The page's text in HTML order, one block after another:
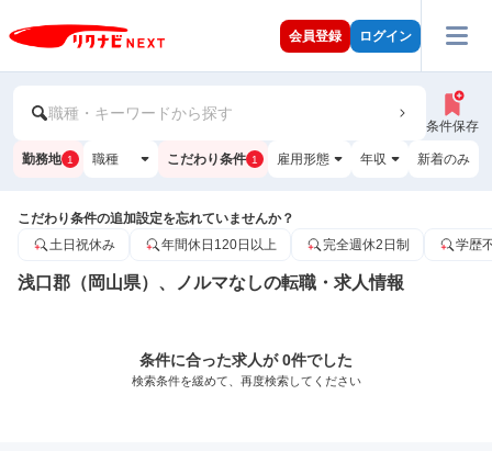
会員登録 ログイン
職種・キーワードから探す
条件保存
勤務地 1 職種 こだわり条件 1 雇用形態 年収 新着のみ
こだわり条件の追加設定を忘れていませんか？
土日祝休み
年間休日120日以上 完全週休2日制 学歴
浅口郡（岡山県）、ノルマなしの転職・求人情報
条件に合った求人が 0件でした
検索条件を緩めて、再度検索してください